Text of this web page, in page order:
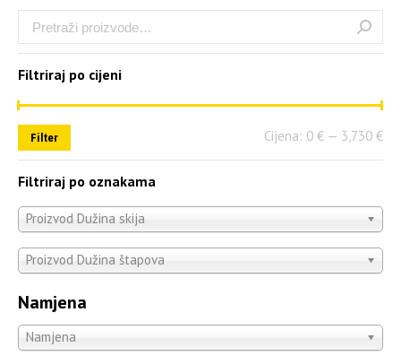
Filtriraj po cijeni
Filter Cijena: 0 € — 3,730 €
Filtriraj po oznakama
Proizvod Dužina skija
Proizvod Dužina štapova
Namjena
Namjena